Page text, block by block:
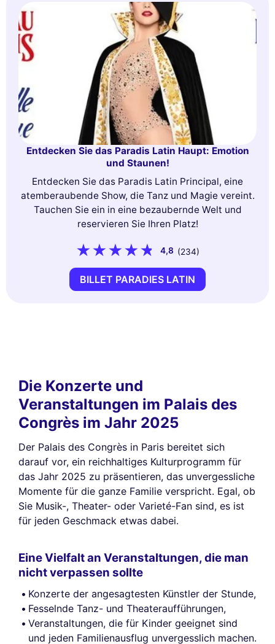
Entdecken Sie das Paradis Latin Haupt: Emotion
und Staunen!
Entdecken Sie das Paradis Latin Principal, eine
atemberaubende Show, die Tanz und Magie vereint.
Tauchen Sie ein in eine bezaubernde Welt und
reservieren Sie Ihren Platz!
4,8 (234)
BILLET PARADIES LATIN
Die Konzerte und
Veranstaltungen im Palais des
Congrès im Jahr 2025
Der Palais des Congrès in Paris bereitet sich
darauf vor, ein reichhaltiges Kulturprogramm für
das Jahr 2025 zu präsentieren, das unvergessliche
Momente für die ganze Familie verspricht. Egal, ob
Sie Musik-, Theater- oder Varieté-Fan sind, es ist
für jeden Geschmack etwas dabei.
Eine Vielfalt an Veranstaltungen, die man
nicht verpassen sollte
Konzerte der angesagtesten Künstler der Stunde,
Fesselnde Tanz- und Theateraufführungen,
Veranstaltungen, die für Kinder geeignet sind
und jeden Familienausflug unvergesslich machen.